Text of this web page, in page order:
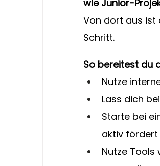
wie Junior-
Von dort aus ist
Schritt.
So bereitest du
Nutze
Lass dich
Starte bei
aktiv fördert
Nutze Tools